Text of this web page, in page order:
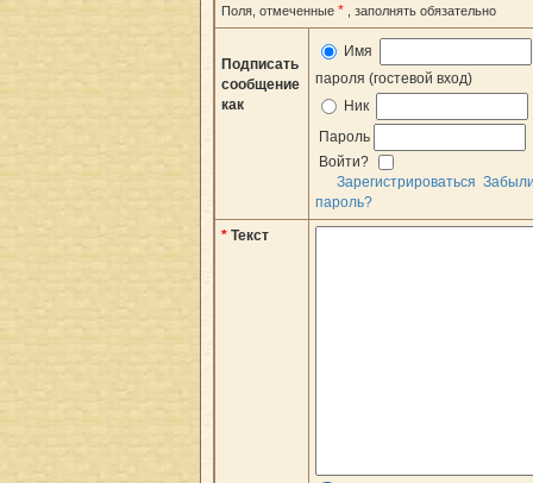
Поля, отмеченные * , заполнять обязательно
Подписать
сообщение
как
Имя
пароля (гостевой вход)
Ник
Пароль
Войти?
Зарегистрироваться
пароль?
* Текст